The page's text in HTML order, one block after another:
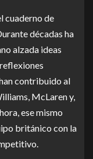
cuaderno de
décadas ha
alzada ideas
contribuido al
McLaren y,
ese mismo
británico con la